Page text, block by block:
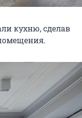
кухню, сделав